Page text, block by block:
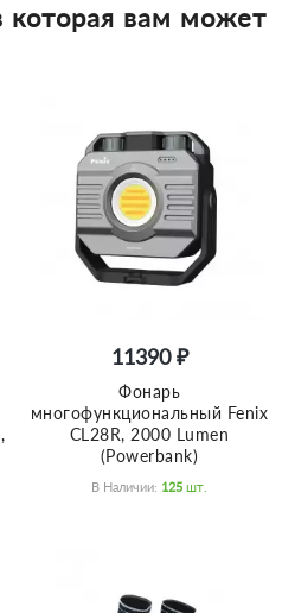
которая вам может
11390 ₽
Фонарь
многофункциональный Fenix
CL28R, 2000 Lumen
(Powerbank)
В Наличии: 125 Шт.